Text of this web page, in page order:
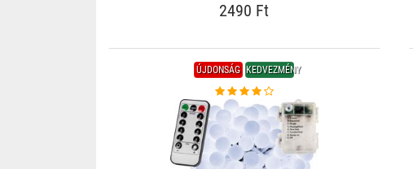
2490 Ft
ÚJDONSÁG KEDVEZMÉNY